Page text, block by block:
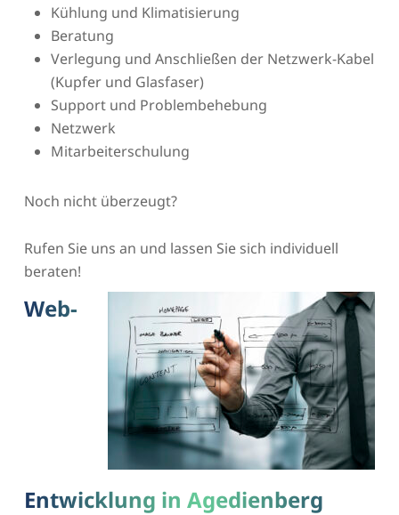
Kühlung und Klimatisierung
Beratung
Verlegung und Anschließen der Netzwerk-Kabel
(Kupfer und Glasfaser)
Support und Problembehebung
Netzwerk
Mitarbeiterschulung
Noch nicht überzeugt?
Rufen Sie uns an und lassen Sie sich individuell
beraten!
Web-
Entwicklung in Agedienberg